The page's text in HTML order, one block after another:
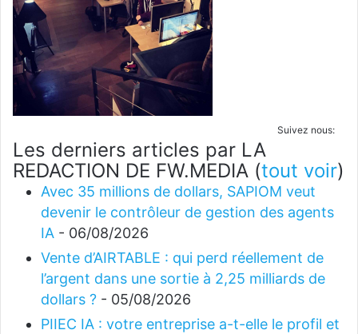
Suivez nous:
Les derniers articles par LA
REDACTION DE FW.MEDIA (tout voir)
Avec 35 millions de dollars, SAPIOM veut
devenir le contrôleur de gestion des agents
IA - 06/08/2026
Vente d’AIRTABLE : qui perd réellement de
l’argent dans une sortie à 2,25 milliards de
dollars ? - 05/08/2026
PIIEC IA : votre entreprise a-t-elle le profil et